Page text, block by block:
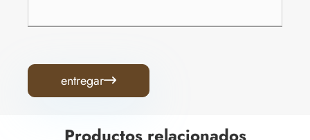
entregar